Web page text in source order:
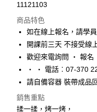
運送方式
數位發送
免運費
11121103
商品特色
如在線上報名，請學
開課前三天 不接受線
歡迎來電詢問 ‧ 報名
‧ ‧ 電話︰07-370
請自備容器 裝帶成品
銷售重點
揉一揉，烤一烤，